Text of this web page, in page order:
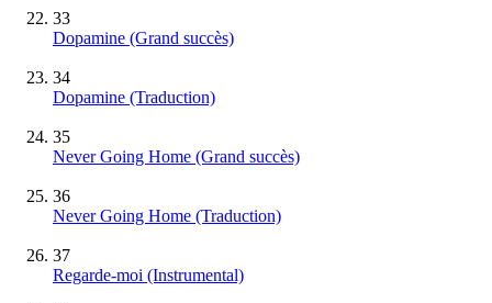
33
Dopamine (Grand succès)
34
Dopamine (Traduction)
35
Never Going Home (Grand succès)
36
Never Going Home (Traduction)
37
Regarde-moi (Instrumental)